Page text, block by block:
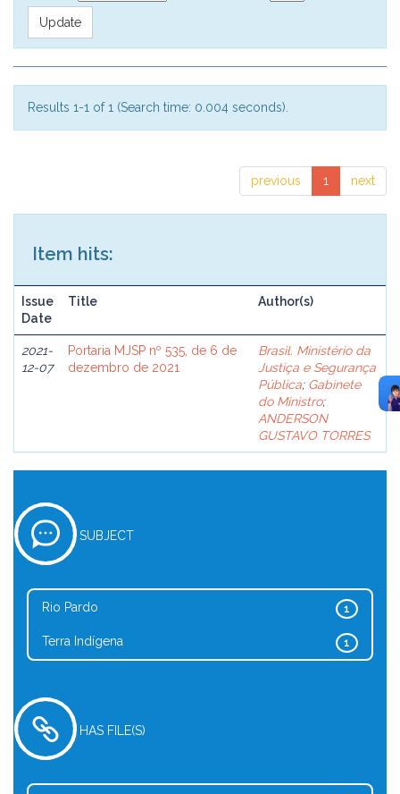
Results 1-1 of 1 (Search time: 0.004 seconds).
previous 1 next
Item hits:
Issue
Date
Title Author(s)
2021-
12-07
Portaria MJSP nº 535, de 6 de
dezembro de 2021
Brasil. Ministério da
Justiça e Segurança
Pública; Gabinete
do Ministro;
ANDERSON
GUSTAVO TORRES
SUBJECT
1
Rio Pardo
1
Terra Indígena
HAS FILE(S)